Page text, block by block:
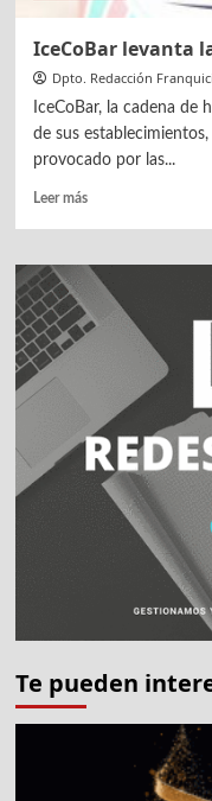
IceCoBar levanta
Dpto. Redacción
IceCoBar, la cadena de
de sus
provocado por las...
Leer másLeer
IceCoBar
levanta
la
persiana
heladerías
Te pueden